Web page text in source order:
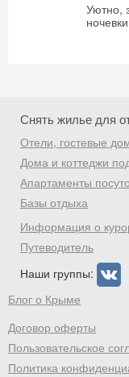
Уютно,
Снять жилье для
Отели, гостевые
Дома и коттеджи
Апартаменты
Базы отдыха
Информация о
Путеводитель
Наши группы:
Блог о Крыме
Договор оферты
Пользовательское
Политика